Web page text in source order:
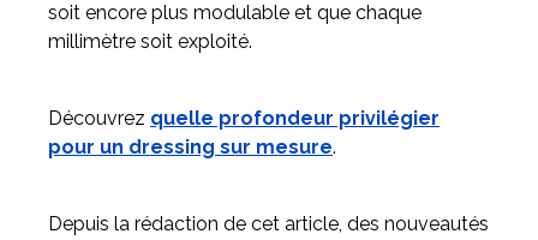
soit encore plus modulable et que chaque
millimètre soit exploité.
Découvrez quelle profondeur privilégier
pour un dressing sur mesure.
Depuis la rédaction de cet article, des nouveautés